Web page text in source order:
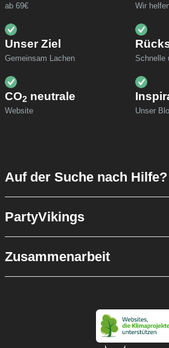
ab 69€ Wir
Unser Ziel
Gemeinsam Lachen Schnelle
CO2 neutrale
Website Unser
Auf der Suche nach Hilfe?
PartyVikings
Zusammenarbeit